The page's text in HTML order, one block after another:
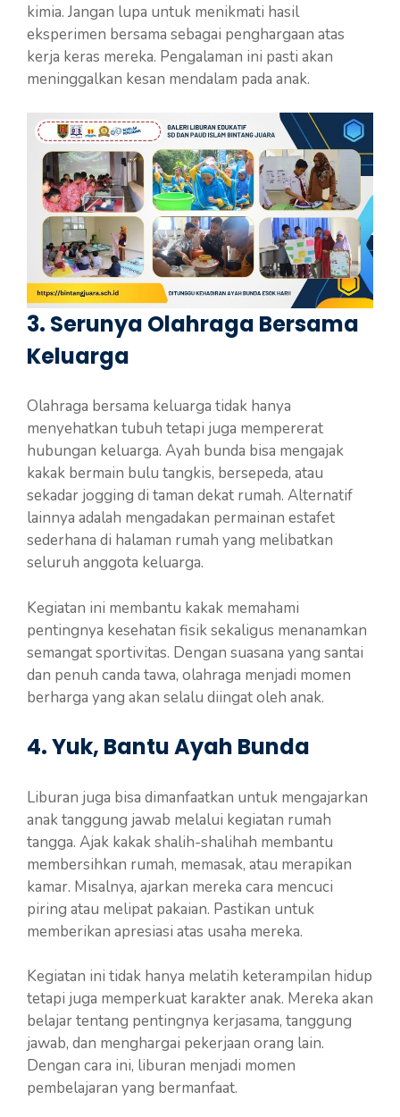
kimia. Jangan lupa untuk menikmati hasil
eksperimen bersama sebagai penghargaan atas
kerja keras mereka. Pengalaman ini pasti akan
meninggalkan kesan mendalam pada anak.
3. Serunya Olahraga Bersama
Keluarga
Olahraga bersama keluarga tidak hanya
menyehatkan tubuh tetapi juga mempererat
hubungan keluarga. Ayah bunda bisa mengajak
kakak bermain bulu tangkis, bersepeda, atau
sekadar jogging di taman dekat rumah. Alternatif
lainnya adalah mengadakan permainan estafet
sederhana di halaman rumah yang melibatkan
seluruh anggota keluarga.
Kegiatan ini membantu kakak memahami
pentingnya kesehatan fisik sekaligus menanamkan
semangat sportivitas. Dengan suasana yang santai
dan penuh canda tawa, olahraga menjadi momen
berharga yang akan selalu diingat oleh anak.
4. Yuk, Bantu Ayah Bunda
Liburan juga bisa dimanfaatkan untuk mengajarkan
anak tanggung jawab melalui kegiatan rumah
tangga. Ajak kakak shalih-shalihah membantu
membersihkan rumah, memasak, atau merapikan
kamar. Misalnya, ajarkan mereka cara mencuci
piring atau melipat pakaian. Pastikan untuk
memberikan apresiasi atas usaha mereka.
Kegiatan ini tidak hanya melatih keterampilan hidup
tetapi juga memperkuat karakter anak. Mereka akan
belajar tentang pentingnya kerjasama, tanggung
jawab, dan menghargai pekerjaan orang lain.
Dengan cara ini, liburan menjadi momen
pembelajaran yang bermanfaat.